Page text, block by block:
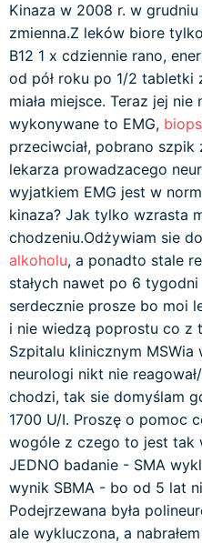
Kinaza w 2008 r. w
zmienna.Z leków biore
B12 1 x cdziennie rano,
od pół roku po 1/2 tabletki
miała miejsce. Teraz jej
wykonywane to EMG,
przeciwciał, pobrano
lekarza prowadzacego
wyjatkiem EMG jest w
kinaza? Jak tylko wzrasta
chodzeniu.Odżywiam sie
alkoholu, a ponadto stale
stałych nawet po 6
serdecznie prosze bo moi
i nie wiedzą poprostu co z
Szpitalu klinicznym MSWia
neurologi nikt nie
chodzi, tak sie domyślam
1700 U/I. Proszę o pomoc
wogóle z czego to jest tak
JEDNO badanie - SMA
wynik SBMA - bo od 5 lat
Podejrzewana była
ale wykluczona, a